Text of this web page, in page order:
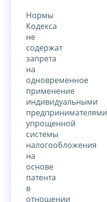
Нормы
Кодекса
не
содержат
запрета
на
одновременное
применение
индивидуальными
предпринимателями
упрощенной
системы
налогообложения
на
основе
патента
в
отношении